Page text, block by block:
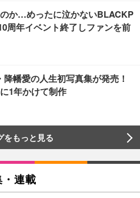
か…めったに泣かないBLACKP
周年イベント終了しファンを前
幡愛の人生初写真集が発売！
1年かけて制作
をもっと見る
・連載